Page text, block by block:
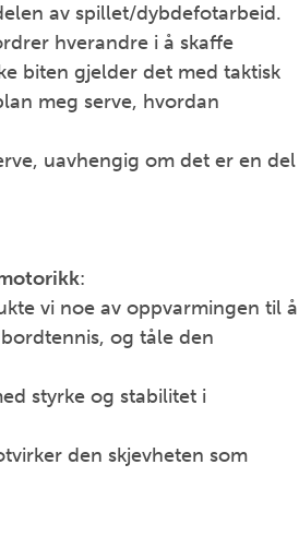
av spillet/dybdefotarbeid.
hverandre i å skaffe
biten gjelder det med taktisk
meg serve, hvordan
uavhengig om det er en del
:
vi noe av oppvarmingen til å
og tåle den
styrke og stabilitet i
den skjevheten som